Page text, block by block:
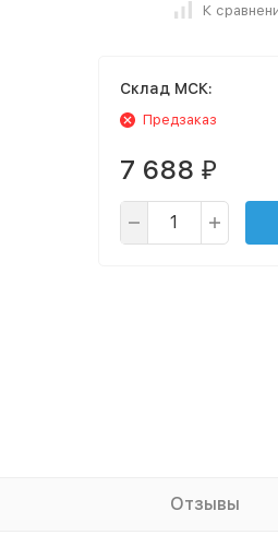
К
Cклад МСК:
Предзаказ
7 688 ₽
Отзывы